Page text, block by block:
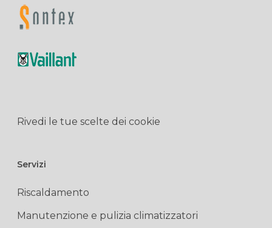
Rivedi le tue scelte dei cookie
Servizi
Riscaldamento
Manutenzione e pulizia climatizzatori